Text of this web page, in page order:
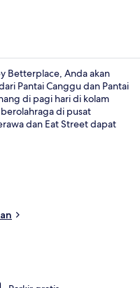
Betterplace, Anda akan
Pantai Canggu dan Pantai
di pagi hari di kolam
di pusat
dan Eat Street dapat